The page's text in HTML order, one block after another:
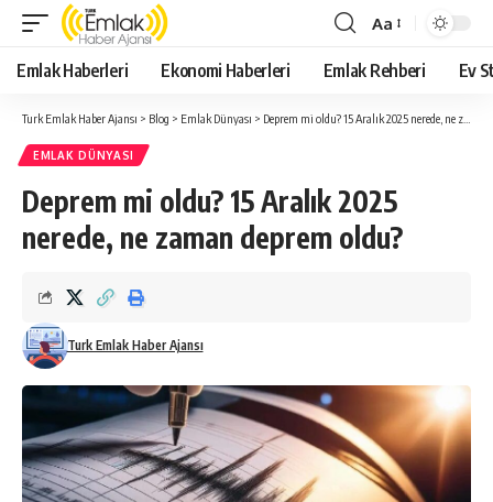
Yazı
Tipi
Boyutlandırıcı
Aa
Emlak Haberleri Ekonomi Haberleri Emlak Rehberi Ev
Turk Emlak Haber Ajansı > Blog > Emlak Dünyası > Deprem mi oldu? 15 Aralık 2025 nerede, ne zaman deprem oldu?
EMLAK DÜNYASI
Deprem mi oldu? 15 Aralık 2025
nerede, ne zaman deprem oldu?
Turk Emlak Haber Ajansı